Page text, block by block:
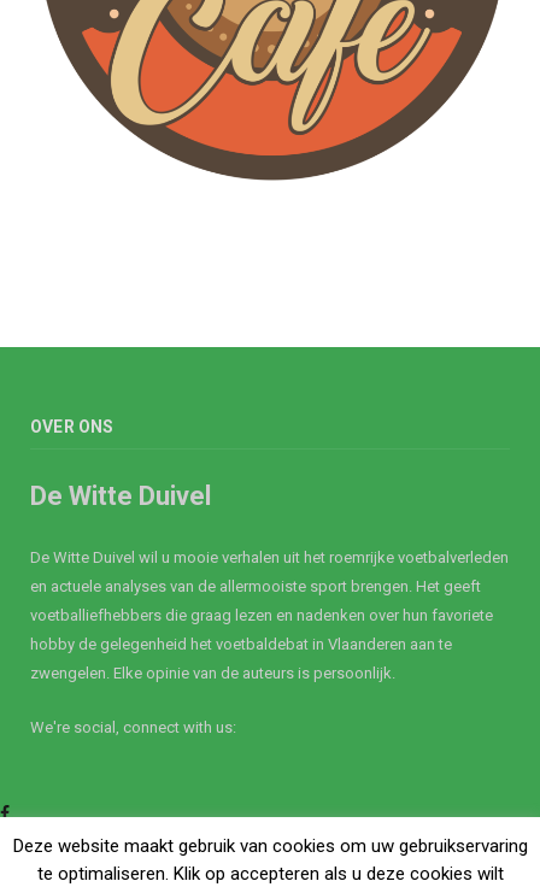
OVER ONS
De Witte Duivel
De Witte Duivel wil u mooie verhalen uit het roemrijke voetbalverleden
en actuele analyses van de allermooiste sport brengen. Het geeft
voetballiefhebbers die graag lezen en nadenken over hun favoriete
hobby de gelegenheid het voetbaldebat in Vlaanderen aan te
zwengelen. Elke opinie van de auteurs is persoonlijk.
We're social, connect with us:
Facebook
Twitter
Deze website maakt gebruik van cookies om uw gebruikservaring
te optimaliseren. Klik op accepteren als u deze cookies wilt